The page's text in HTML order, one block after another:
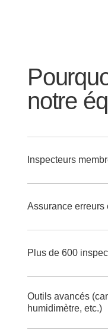
notre
Inspecteurs
Assurance erreurs
Plus de 600
Outils avancés
humidimètre, etc.)